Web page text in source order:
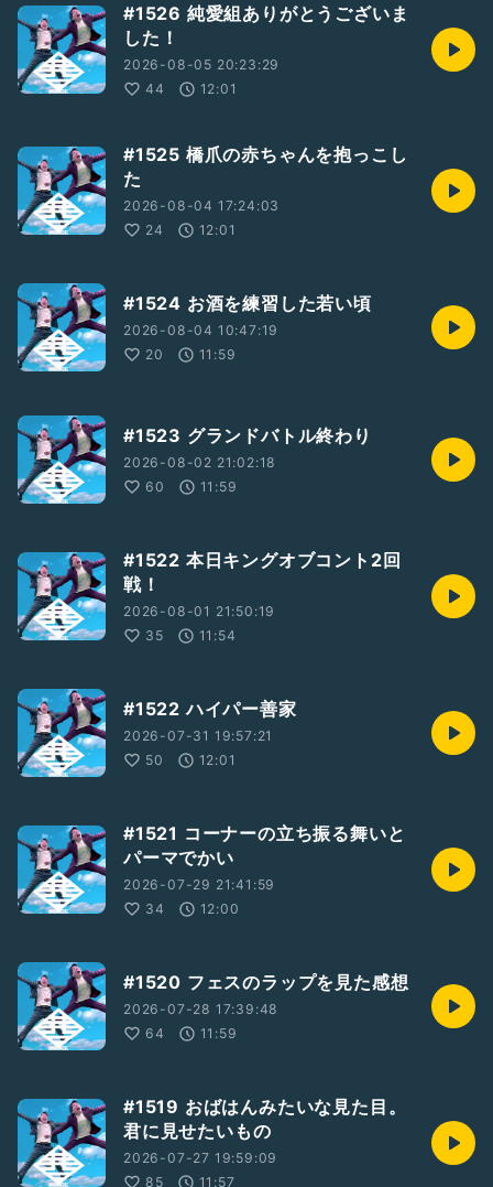
#1526 純愛組ありがとうございま
した！
2026-08-05 20:23:29
44
12:01
#1525 橋爪の赤ちゃんを抱っこし
た
2026-08-04 17:24:03
24
12:01
#1524 お酒を練習した若い頃
2026-08-04 10:47:19
20
11:59
#1523 グランドバトル終わり
2026-08-02 21:02:18
60
11:59
#1522 本日キングオブコント2回
戦！
2026-08-01 21:50:19
35
11:54
#1522 ハイパー善家
2026-07-31 19:57:21
50
12:01
#1521 コーナーの立ち振る舞いと
パーマでかい
2026-07-29 21:41:59
34
12:00
#1520 フェスのラップを見た感想
2026-07-28 17:39:48
64
11:59
#1519 おばはんみたいな見た目。
君に見せたいもの
2026-07-27 19:59:09
85
11:57